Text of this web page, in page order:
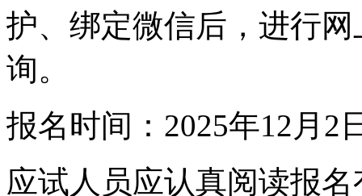
护、绑定微信后，进行
询。
报名时间：2025年12月2
应试人员应认真阅读报